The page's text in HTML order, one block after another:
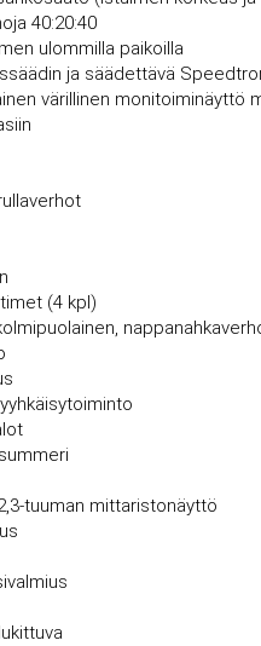
40:20:40
ulommilla paikoilla
ja säädettävä
värillinen monitoiminäyttö
(4 kpl)
tuuman mittaristonäyttö